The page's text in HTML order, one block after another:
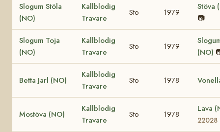
Slogum Stöla
(NO)
Kallblodig
Travare
Sto 1979
Stöva
📷
Slogum Toja
(NO)
Kallblodig
Travare
Sto 1979
(NO)
Betta Jarl (NO)
Kallblodig
Travare
Sto 1978
Mostöva (NO)
Kallblodig
Travare
Sto 1978
Lava
22028